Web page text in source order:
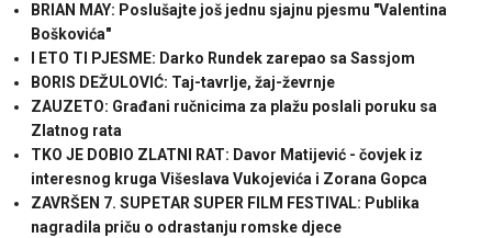
BRIAN MAY: Poslušajte još jednu sjajnu pjesmu "Valentina
Boškovića"
I ETO TI PJESME: Darko Rundek zarepao sa Sassjom
BORIS DEŽULOVIĆ: Taj-tavrlje, žaj-ževrnje
ZAUZETO: Građani ručnicima za plažu poslali poruku sa
Zlatnog rata
TKO JE DOBIO ZLATNI RAT: Davor Matijević - čovjek iz
interesnog kruga Višeslava Vukojevića i Zorana Gopca
ZAVRŠEN 7. SUPETAR SUPER FILM FESTIVAL: Publika
nagradila priču o odrastanju romske djece